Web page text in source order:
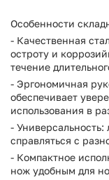
Особенности
- Качественная
остроту и
течение
- Эргономичная
обеспечивает
использования в
- Универсальность:
справляться с
- Компактное
нож удобным для